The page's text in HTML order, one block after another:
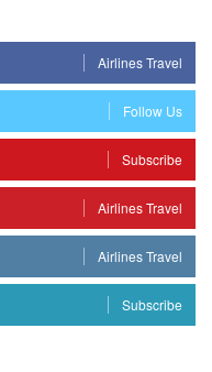
Airlines Travel
Follow Us
Subscribe
Airlines Travel
Airlines Travel
Subscribe